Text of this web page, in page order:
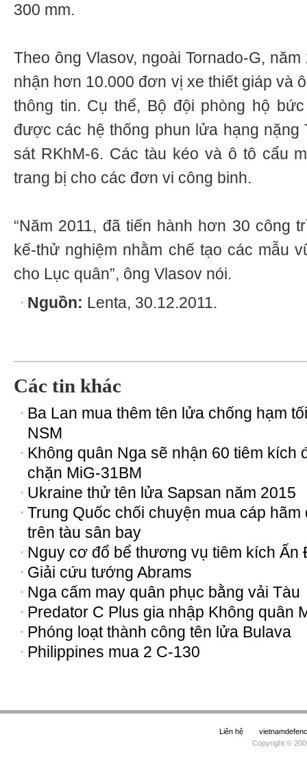
300 mm.
Theo ông Vlasov, ngoài Tornado-G,
nhận hơn 10.000 đơn vị xe thiết giáp và
thông tin. Cụ thể, Bộ đội phòng hộ
được các hệ thống phun lửa hạng nặng
sát RKhM-6. Các tàu kéo và ô tô cẩu
trang bị cho các đơn vi công binh.
“Năm 2011, đã tiến hành hơn 30 công
kế-thử nghiệm nhằm chế tạo các mẫu
cho Lục quân”, ông Vlasov nói.
Nguồn: Lenta, 30.12.2011.
Các tin khác
Ba Lan mua thêm tên lửa chống hạm
NSM
Không quân Nga sẽ nhận 60 tiêm kích
chặn MiG-31BM
Ukraine thử tên lửa Sapsan năm 2015
Trung Quốc chối chuyện mua cáp hãm
trên tàu sân bay
Nguy cơ đổ bể thương vụ tiêm kích Ấn
Giải cứu tướng Abrams
Nga cấm may quân phục bằng vải Tàu
Predator C Plus gia nhập Không quân
Phóng loạt thành công tên lửa Bulava
Philippines mua 2 C-130
Liên hệ
Copyright ©